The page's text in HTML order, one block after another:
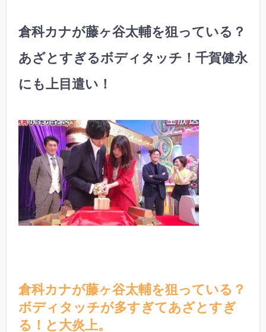
倉科カナが藤ヶ谷太輔を狙っている？
あざとすぎるボディタッチ！千賀健永
にも上目遣い！
倉科カナが藤ヶ谷太輔を狙っている？
ボディタッチが多すぎてあざとすぎ
る！と大炎上。